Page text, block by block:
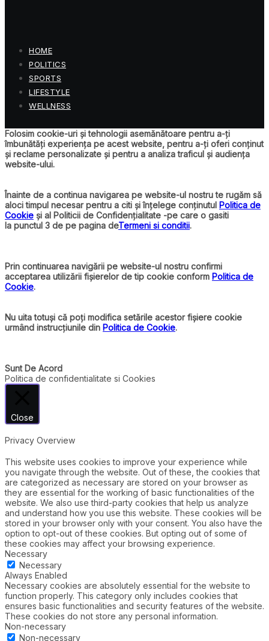
HOME
POLITICS
SPORTS
LIFESTYLE
WELLNESS
Folosim cookie-uri și tehnologii asemănătoare pentru a-ți
îmbunătăți experiența pe acest website, pentru a-ți oferi conținut
și reclame personalizate și pentru a analiza traficul și audiența
website-ului.
Înainte de a continua navigarea pe website-ul nostru te rugăm să
aloci timpul necesar pentru a citi și înțelege conținutul Politica de
Cookie și al Politicii de Confidențialitate -pe care o gasiti
la punctul 3 de pe pagina deTermeni si conditii.
Prin continuarea navigării pe website-ul nostru confirmi
acceptarea utilizării fișierelor de tip cookie conform Politica de
Cookie.
Nu uita totuși că poți modifica setările acestor fișiere cookie
urmând instrucțiunile din Politica de Cookie.
Sunt De Acord
Politica de confidentialitate si Cookies
Close
Privacy Overview
This website uses cookies to improve your experience while
you navigate through the website. Out of these, the cookies that
are categorized as necessary are stored on your browser as
they are essential for the working of basic functionalities of the
website. We also use third-party cookies that help us analyze
and understand how you use this website. These cookies will be
stored in your browser only with your consent. You also have the
option to opt-out of these cookies. But opting out of some of
these cookies may affect your browsing experience.
Necessary
Necessary
Always Enabled
Necessary cookies are absolutely essential for the website to
function properly. This category only includes cookies that
ensures basic functionalities and security features of the website.
These cookies do not store any personal information.
Non-necessary
Non-necessary